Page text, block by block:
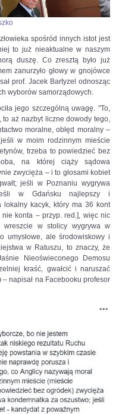
spośród innych istot jest
to już nieaktualne w naszym
duszę. Co zresztą było już
zanurzyło głowy w gnojówce
prof. Jacek Bartyzel odnosząc
wyborów samorządowych.
jego szczególną uwagę. "To,
aż nazbyt liczne dowody tego,
moralne, obłęd moralny –
w moim rodzinnym mieście
trzeba to powiedzieć bez
na której ciąży sądowa
zwycięża – i to głosami kobiet
jeśli w Poznaniu wygrywa
w Gdańsku najlepszy i
lokalny kacyk, który ma 36 kont
konta – przyp. red.], więc nic
wreszcie w stolicy wygrywa w
umysłowe, ale środowiskowy i
w Ratuszu, to znaczy, że
Nieoświeconego Demosu
kraść, gwałcić i naruszać
napisał na Facebooku profesor